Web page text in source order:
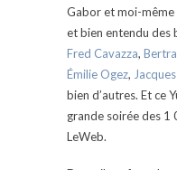
Gabor et moi-
et bien entendu des
Fred Cavazza,
Émilie Ogez,
bien d’autres. Et ce
grande soirée des 1
LeWeb.